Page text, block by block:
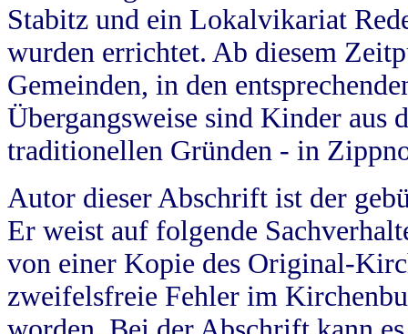
Stabitz und ein Lokalvikariat
wurden errichtet. Ab diesem
Gemeinden, in den
Übergangsweise sind Kinder aus
traditionellen Gründen - in
Autor dieser Abschrift ist der
Er weist auf folgende
von einer Kopie des Original-
zweifelsfreie Fehler im